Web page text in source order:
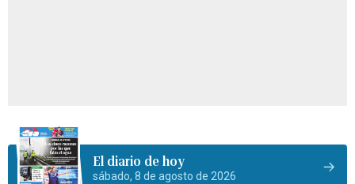
El diario de hoy
sábado, 8 de agosto de 2026